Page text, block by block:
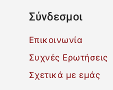
Σύνδεσμοι
Επικοινωνία
Συχνές Ερωτήσεις
Σχετικά με εμάς